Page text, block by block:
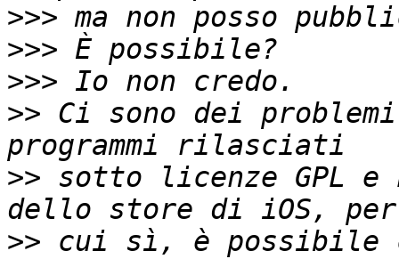
>>>
>>>
>>>
>> Ci sono dei
>> sotto licenze GPL
>> cui sì, è possibile